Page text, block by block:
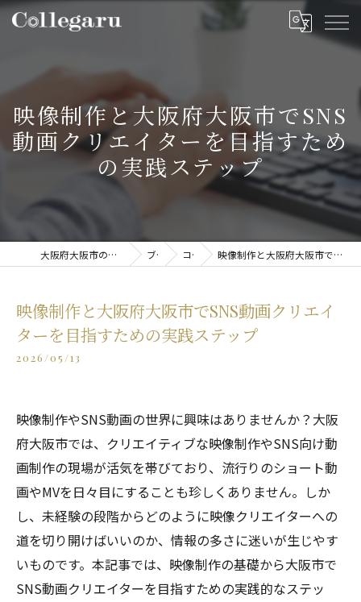
映像制作と大阪府大阪市でSNS
動画クリエイターを目指すため
の実践ステップ
大阪府大阪市の動画制作・映像制作ならCollegaru ブログ コラム 映像制作と大阪府大阪市でSNS動画クリエイターを目指すための実践ステップ
映像制作と大阪府大阪市でSNS動画クリエイ
ターを目指すための実践ステップ
2026/05/13
映像制作やSNS動画の世界に興味はありませんか？大阪
府大阪市では、クリエイティブな映像制作やSNS向け動
画制作の現場が活気を帯びており、流行りのショート動
画やMVを日々目にすることも珍しくありません。しか
し、未経験の段階からどのように映像クリエイターへの
道を切り開けばいいのか、情報の多さに迷いが生じやす
いものです。本記事では、映像制作の基礎から大阪市で
SNS動画クリエイターを目指すための実践的なステッ